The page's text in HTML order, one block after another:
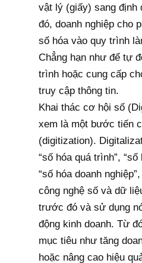
vật lý (giấy) sang định
đó, doanh nghiệp cho
số hóa vào quy trình
Chẳng hạn như để tự
trình hoặc cung cấp
truy cập thông tin.
Khai thác cơ hội số
xem là một bước tiến
(digitization).
“số hóa quá trình”,
“số hóa doanh
công nghệ số và dữ
trước đó và sử dụng
động kinh doanh. Từ
mục tiêu như tăng
hoặc nâng cao hiệu